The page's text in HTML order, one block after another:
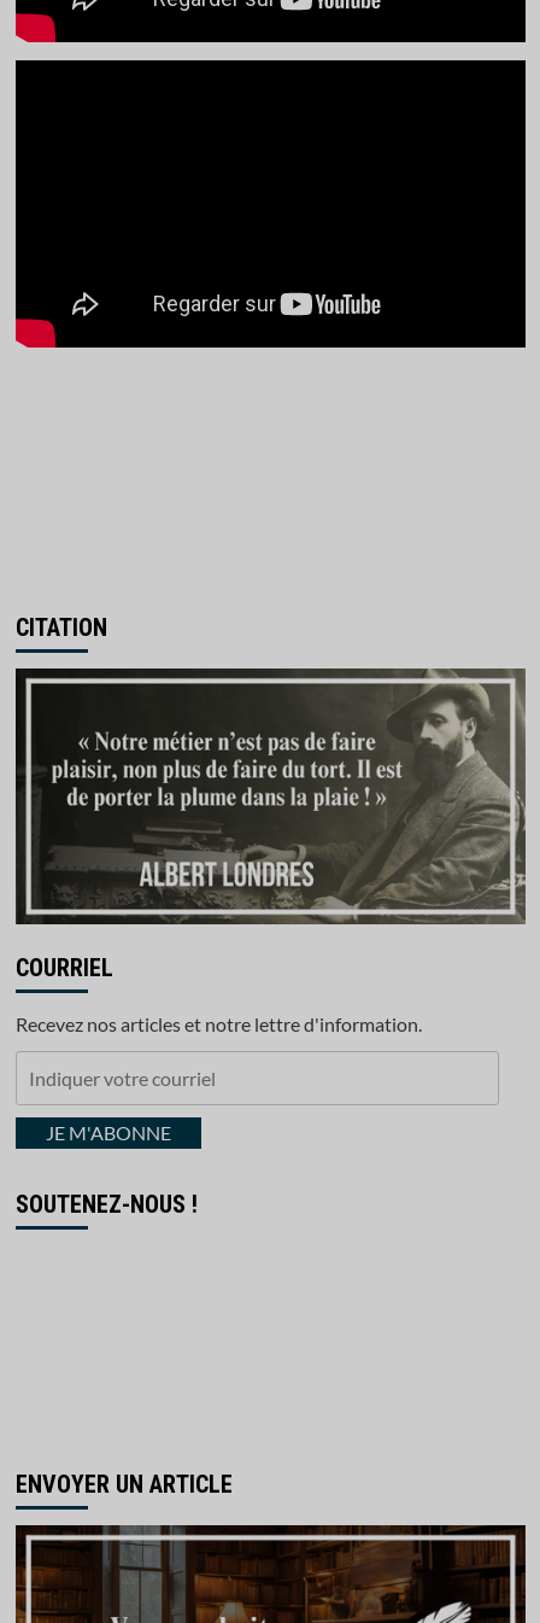
CITATION
COURRIEL
Recevez nos articles et notre lettre d'information.
courrielJE M'ABONNE
SOUTENEZ-NOUS !
ENVOYER UN ARTICLE